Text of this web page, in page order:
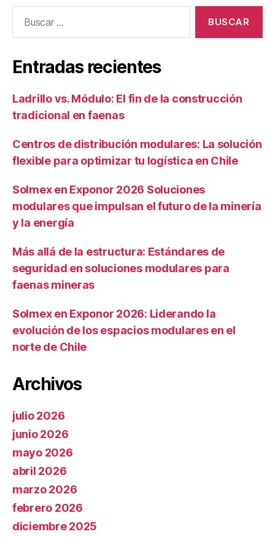
Entradas recientes
Ladrillo vs. Módulo: El fin de la construcción
tradicional en faenas
Centros de distribución modulares: La solución
flexible para optimizar tu logística en Chile
Solmex en Exponor 2026 Soluciones
modulares que impulsan el futuro de la minería
y la energía
Más allá de la estructura: Estándares de
seguridad en soluciones modulares para
faenas mineras
Solmex en Exponor 2026: Liderando la
evolución de los espacios modulares en el
norte de Chile
Archivos
julio 2026
junio 2026
mayo 2026
abril 2026
marzo 2026
febrero 2026
diciembre 2025